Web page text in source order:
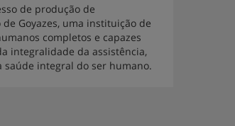
de produção de
Goyazes, uma instituição de
completos e capazes
integralidade da assistência,
saúde integral do ser humano.